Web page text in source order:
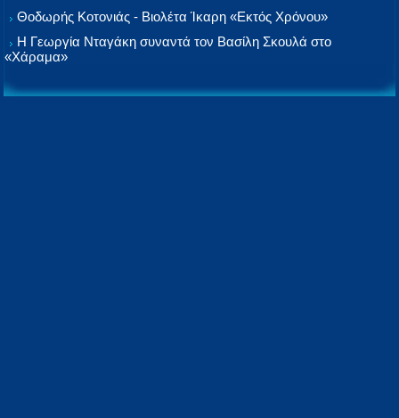
Θοδωρής Κοτονιάς - Βιολέτα Ίκαρη «Εκτός Χρόνου»
Η Γεωργία Νταγάκη συναντά τον Βασίλη Σκουλά στο
«Χάραμα»